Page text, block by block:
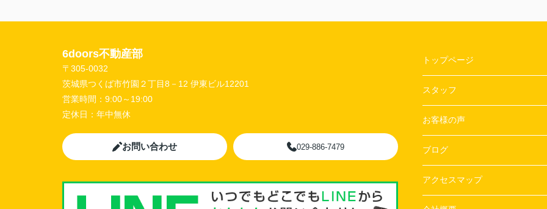
6doors不動産部
〒305-0032
茨城県つくば市竹園２丁目8－12 伊東ビル12201
営業時間： 9:00～19:00
定休日： 年中無休
お問い合わせ 029-886-7479
トップページ
スタッフ
お客様の声
ブログ
アクセスマップ